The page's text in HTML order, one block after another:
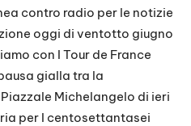
contro radio per le notizie
oggi di ventotto giugno
con I Tour de France
gialla tra la
Michelangelo di ieri
per I centosettantasei